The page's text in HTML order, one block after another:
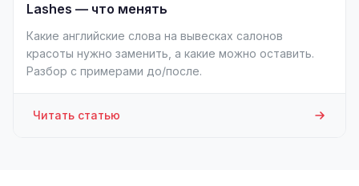
Lashes — что менять
Какие английские слова на вывесках салонов
красоты нужно заменить, а какие можно оставить.
Разбор с примерами до/после.
Читать статью